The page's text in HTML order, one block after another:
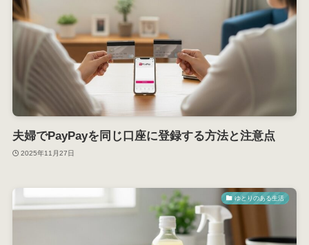
夫婦でPayPayを同じ口座に登録する方法と注意点
2025年11月27日
ゆとりのある生活